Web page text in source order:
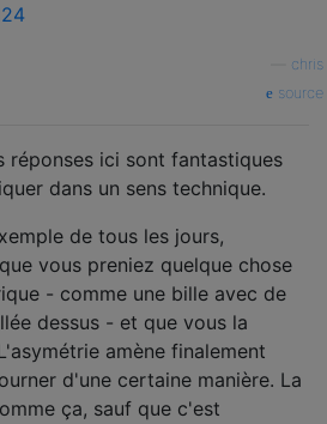
chris
source
réponses ici sont fantastiques
dans un sens technique.
de tous les jours,
vous preniez quelque chose
- comme une bille avec de
dessus - et que vous la
amène finalement
d'une certaine manière. La
ça, sauf que c'est